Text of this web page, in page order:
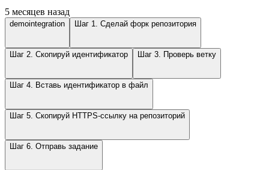
5 месяцев назад
demointegration Шаг 1. Сделай форк репозитория
Шаг 2. Скопируй идентификатор Шаг 3. Проверь ветку
Шаг 4. Вставь идентификатор в файл
Шаг 5. Скопируй HTTPS-ссылку на репозиторий
Шаг 6. Отправь задание